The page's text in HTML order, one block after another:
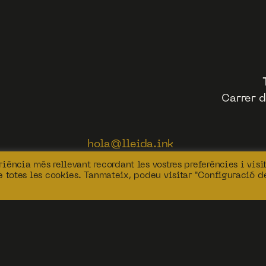
hola@lleida.ink
639 46 14 71
669 67 03 93
Carrer
més rellevant recordant les vostres preferències i
les cookies. Tanmateix, podeu visitar "Configuració